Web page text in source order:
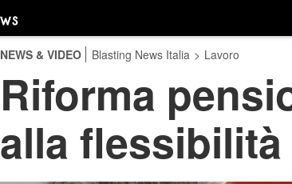
NEWS & VIDEO Blasting News Italia > Lavoro
Riforma
alla